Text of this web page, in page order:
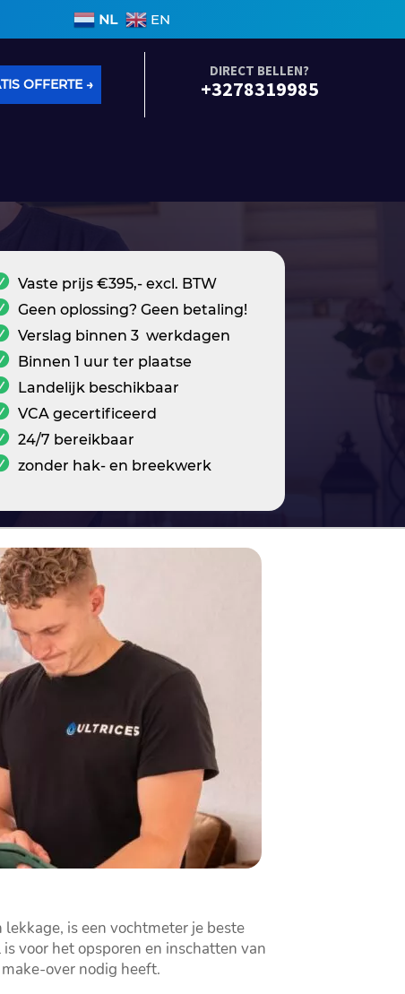
binnen 3 werkdagen • Geen voorrijkosten •
NL EN
OFFERTE →
DIRECT BELLEN?
+3278319985
Vaste prijs €395,- excl. BTW
Geen oplossing? Geen betaling!
Verslag binnen 3 werkdagen
Binnen 1 uur ter plaatse
Landelijk beschikbaar
VCA gecertificeerd
24/7 bereikbaar
zonder hak- en breekwerk
is een vochtmeter je beste
voor het opsporen en inschatten van
over nodig heeft.​